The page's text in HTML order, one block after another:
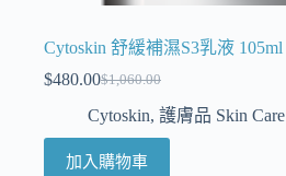
Cytoskin 舒緩補濕S3乳液 105ml
$1,060.00
$480.00
Cytoskin, 護膚品 Skin Care
加入購物車